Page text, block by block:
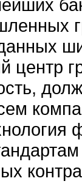
центр